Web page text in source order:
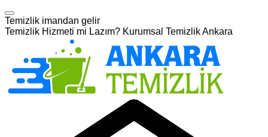
Temizlik imandan gelir
Temizlik Hizmeti mi Lazım? Kurumsal Temizlik Ankara